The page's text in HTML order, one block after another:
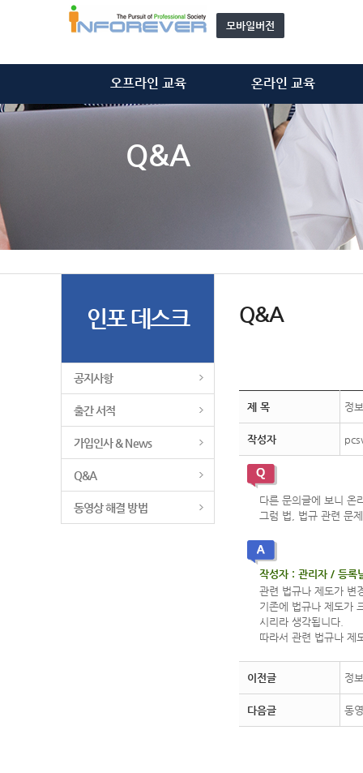
모바일버전
오프라인 교육
ISMS-P 심사원
온라인 교육
정보처리기술사
정보시스템감리사
ISMS-P 심사원
개인정보관리사(CPPG)
기타 동영상
Q&A
인포 데스크
공지사항
출간 서적
가입인사 & News
Q&A
동영상 해결 방법
Q&A
제 목 정
작성자
다른 문의글에 보니 온
그럼 법, 법규 관련 문
작성자 : 관리자 / 등
관련 법규나 제도가 변
기존에 법규나 제도가
시리라 생각됩니다.
따라서 관련 법규나 제
이전글 정
다음글 동